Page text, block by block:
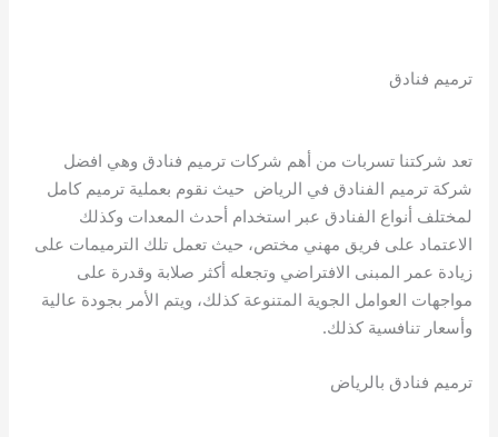
ترميم فنادق
تعد شركتنا تسربات من أهم شركات ترميم فنادق وهي افضل
شركة ترميم الفنادق في الرياض حيث نقوم بعملية ترميم كامل
لمختلف أنواع الفنادق عبر استخدام أحدث المعدات وكذلك
الاعتماد على فريق مهني مختص، حيث تعمل تلك الترميمات على
زيادة عمر المبنى الافتراضي وتجعله أكثر صلابة وقدرة على
مواجهات العوامل الجوية المتنوعة كذلك، ويتم الأمر بجودة عالية
وأسعار تنافسية كذلك.
ترميم فنادق بالرياض